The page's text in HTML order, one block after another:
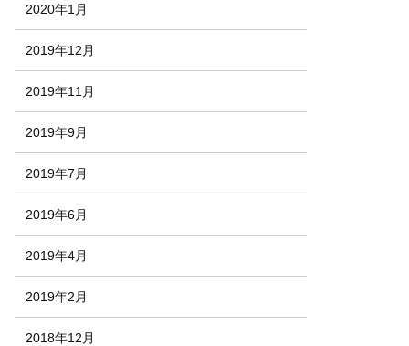
2020年1月
2019年12月
2019年11月
2019年9月
2019年7月
2019年6月
2019年4月
2019年2月
2018年12月